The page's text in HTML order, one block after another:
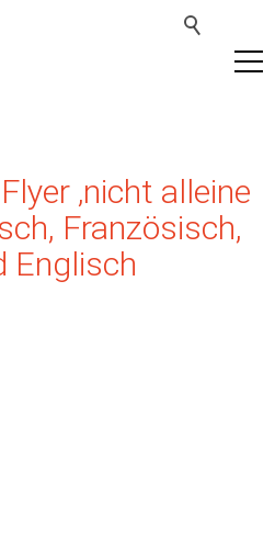
‚nicht alleine
Französisch,
Englisch